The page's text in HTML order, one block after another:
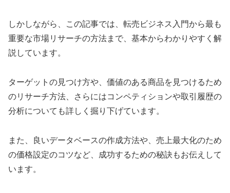
しかしながら、この記事では、転売ビジネス入門から最も
重要な市場リサーチの方法まで、基本からわかりやすく解
説しています。
ターゲットの見つけ方や、価値のある商品を見つけるため
のリサーチ方法、さらにはコンペティションや取引履歴の
分析についても詳しく掘り下げています。
また、良いデータベースの作成方法や、売上最大化のため
の価格設定のコツなど、成功するための秘訣もお伝えして
います。